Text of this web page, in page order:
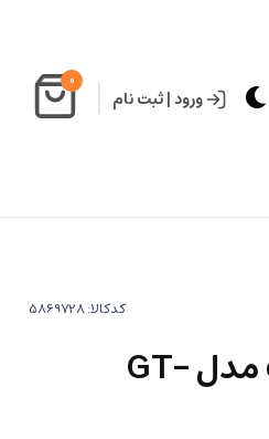
ورود|ثبت نام
0
کدکالا:
منبع تغذیه استوک کامپیوتر اوست مدل GT-